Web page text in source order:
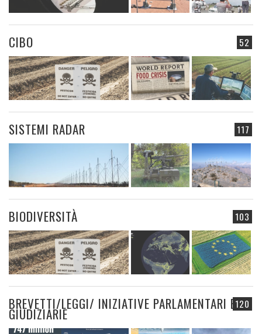
52
CIBO
117
SISTEMI RADAR
103
BIODIVERSITÀ
120
BREVETTI/LEGGI/ INIZIATIVE PARLAMENTARI E
GIUDIZIARIE